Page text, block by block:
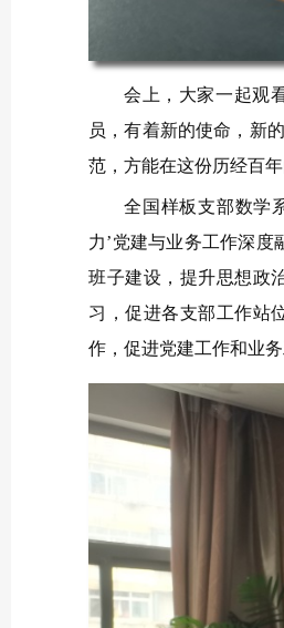
会上，大家一起观
员，有着新的使命，新
范，方能在这份历经百
全国样板支部数学
力’党建与业务工作深
班子建设，提升思想政
习，促进各支部工作站
作，促进党建工作和业